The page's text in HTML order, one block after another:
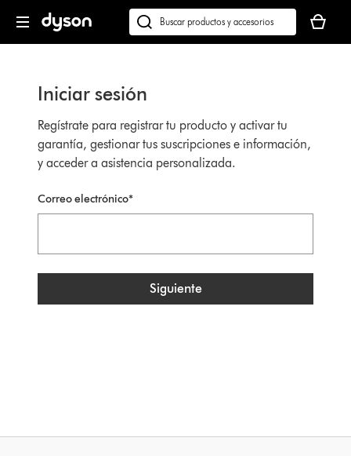
navegación
Buscar
en
cesta
está
Iniciar sesión
Regístrate para registrar tu producto y activar tu
garantía, gestionar tus suscripciones e información,
y acceder a asistencia personalizada.
Correo electrónico*
Siguiente